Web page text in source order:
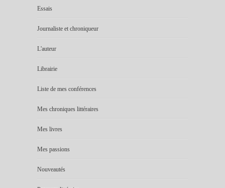
Essais
Journaliste et chroniqueur
L'auteur
Librairie
Liste de mes conférences
Mes chroniques littéraires
Mes livres
Mes passions
Nouveautés